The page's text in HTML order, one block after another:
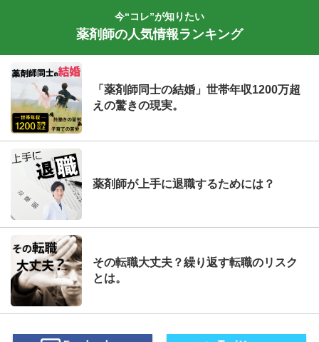
今“コレ”が知りたい
薬剤師の人気情報ランキング
「薬剤師同士の結婚」世帯年収1200万超
えの驚きの現実。
薬剤師が上手に退職するためには？
その転職大丈夫？繰り返す転職のリスク
とは。